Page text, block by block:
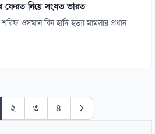
ফেরত নিয়ে সংযত ভারত
ওসমান বিন হাদি হত্যা মামলার প্রধান
২ ৩ ৪